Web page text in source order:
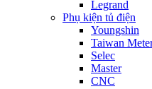
Legrand
Phụ kiện tủ điện
Youngshin
Taiwan
Selec
Master
CNC